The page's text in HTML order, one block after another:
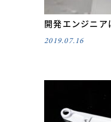
開発エンジニア
2019.07.16